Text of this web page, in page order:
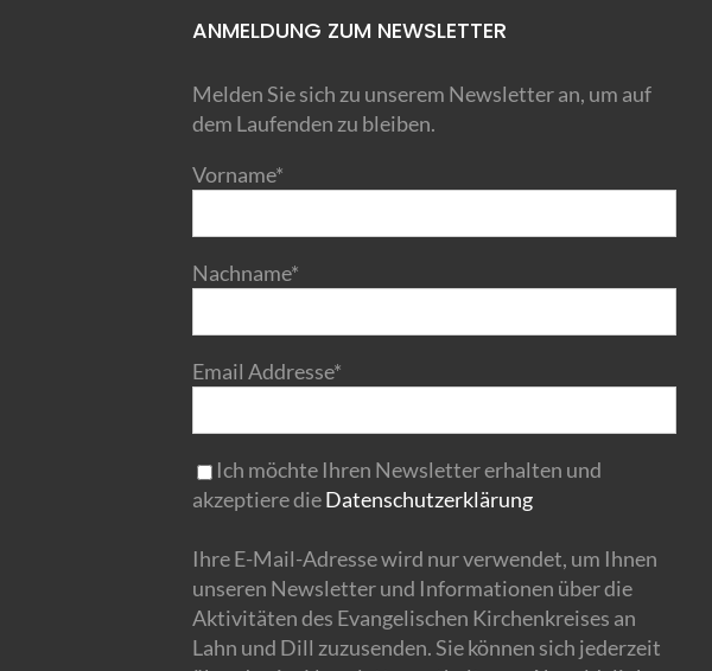
ANMELDUNG ZUM NEWSLETTER
Melden Sie sich zu unserem Newsletter an, um auf
dem Laufenden zu bleiben.
Vorname*
Nachname*
Email Addresse*
Ich möchte Ihren Newsletter erhalten und
akzeptiere dieDatenschutzerklärung
Ihre E-Mail-Adresse wird nur verwendet, um Ihnen
unseren Newsletter und Informationen über die
Aktivitäten des Evangelischen Kirchenkreises an
Lahn und Dill zuzusenden. Sie können sich jederzeit